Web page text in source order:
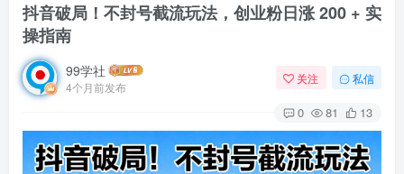
抖音破局！不封号截流玩法，创业粉日涨 200 + 实
操指南
99学社
4个月前发布
关注 私信
0 81 13